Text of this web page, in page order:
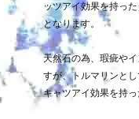
ッツアイ効果を持っ
となります。
天然石の為、瑕疵や
すが、トルマリンと
キャツアイ効果を持っ